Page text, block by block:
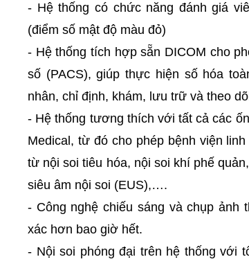
- Hệ thống có chức năng đánh giá
(điểm số mật độ màu đỏ)
- Hệ thống tích hợp sẵn DICOM cho
số (PACS), giúp thực hiện số hóa
nhân, chỉ định, khám, lưu trữ và theo
- Hệ thống tương thích với tất cả các
Medical, từ đó cho phép bệnh viện
từ nội soi tiêu hóa, nội soi khí phế
siêu âm nội soi (EUS),….
- Công nghệ chiếu sáng và chụp ảnh
xác hơn bao giờ hết.
- Nội soi phóng đại trên hệ thống với